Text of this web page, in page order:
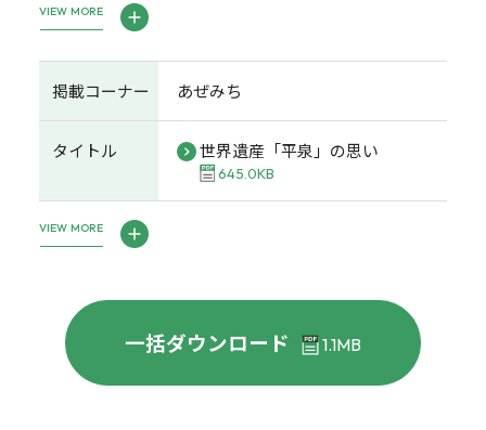
VIEW MORE
掲載コーナー あぜみち
タイトル 世界遺産「平泉」の思い
645.0KB
VIEW MORE
一括ダウンロード 1.1MB